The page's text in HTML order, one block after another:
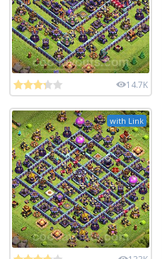
14.7K
with Link